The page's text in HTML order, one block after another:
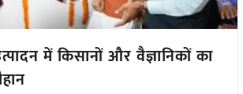
में किसानों और वैज्ञानिकों का